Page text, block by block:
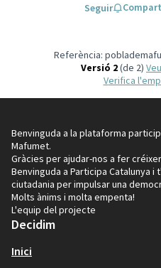
Seguir
Referència:
Versió 2(de 2)
Verifica
Benvinguda a la plataforma
Mafumet.
Gràcies per ajudar-nos a fer
Benvinguda a Participa Catalunya i
ciutadania per impulsar una
Molts ànims i molta empenta!
L'equip del projecte
Decidim
Inici